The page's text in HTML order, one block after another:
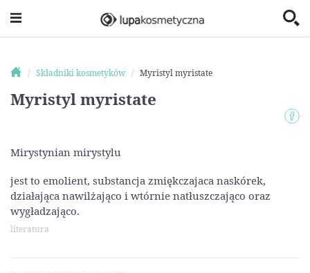
Składniki kosmetyków Myristyl myristate
Myristyl myristate
Mirystynian mirystylu
jest to emolient, substancja zmiękczajaca naskórek,
działająca nawilżająco i wtórnie natłuszczająco oraz
wygładzająco.
literatura